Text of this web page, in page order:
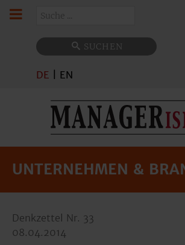
SUCHEN
DE EN
UNTERNEHMEN &
Denkzettel Nr. 33
08.04.2014